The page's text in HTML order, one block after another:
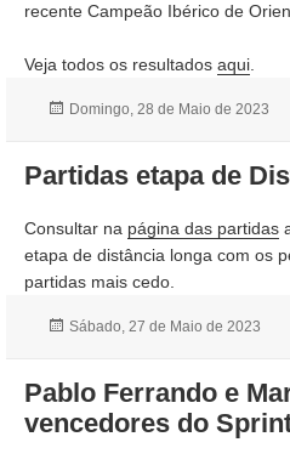
recente Campeão Ibérico de
Veja todos os resultados aqui.
Publicado
Domingo, 28 de Maio de 2023
Partidas etapa de
Consultar na página das partidas
etapa de distância longa com os
partidas mais cedo.
Publicado
Sábado, 27 de Maio de 2023
Pablo Ferrando e
vencedores do